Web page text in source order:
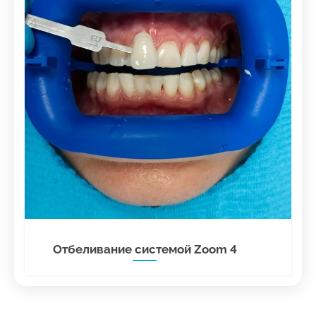
Отбеливание системой Zoom 4